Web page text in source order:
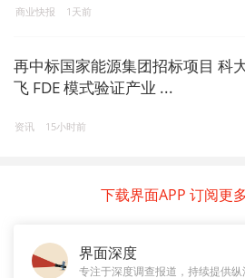
商业快报 1天前
再中标国家能源集团招标项目 科
飞 FDE 模式验证产业 ...
资讯 15小时前
下载界面APP 订阅更
界面深度
专注于深度调查报道，持续提供纵